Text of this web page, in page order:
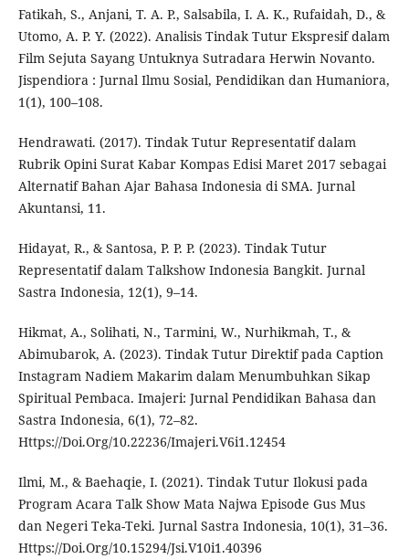
Fatikah, S., Anjani, T. A. P., Salsabila, I. A. K., Rufaidah, D., &
Utomo, A. P. Y. (2022). Analisis Tindak Tutur Ekspresif dalam
Film Sejuta Sayang Untuknya Sutradara Herwin Novanto.
Jispendiora : Jurnal Ilmu Sosial, Pendidikan dan Humaniora,
1(1), 100–108.
Hendrawati. (2017). Tindak Tutur Representatif dalam
Rubrik Opini Surat Kabar Kompas Edisi Maret 2017 sebagai
Alternatif Bahan Ajar Bahasa Indonesia di SMA. Jurnal
Akuntansi, 11.
Hidayat, R., & Santosa, P. P. P. (2023). Tindak Tutur
Representatif dalam Talkshow Indonesia Bangkit. Jurnal
Sastra Indonesia, 12(1), 9–14.
Hikmat, A., Solihati, N., Tarmini, W., Nurhikmah, T., &
Abimubarok, A. (2023). Tindak Tutur Direktif pada Caption
Instagram Nadiem Makarim dalam Menumbuhkan Sikap
Spiritual Pembaca. Imajeri: Jurnal Pendidikan Bahasa dan
Sastra Indonesia, 6(1), 72–82.
Https://Doi.Org/10.22236/Imajeri.V6i1.12454
Ilmi, M., & Baehaqie, I. (2021). Tindak Tutur Ilokusi pada
Program Acara Talk Show Mata Najwa Episode Gus Mus
dan Negeri Teka-Teki. Jurnal Sastra Indonesia, 10(1), 31–36.
Https://Doi.Org/10.15294/Jsi.V10i1.40396